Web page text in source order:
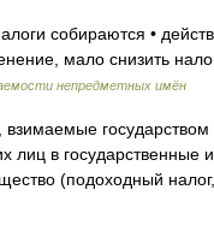
собираются •
мало снизить
непредметных имён
лиц в
(подоходный